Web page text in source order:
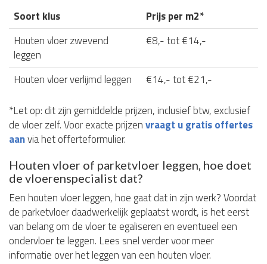
Soort klus
Prijs per m2*
Houten vloer zwevend
leggen
€8,- tot €14,-
Houten vloer verlijmd leggen
€14,- tot €21,-
*Let op: dit zijn gemiddelde prijzen, inclusief btw, exclusief
de vloer zelf. Voor exacte prijzenvraagt u gratis offertes
aanvia het offerteformulier.
Houten vloer of parketvloer leggen, hoe doet
de vloerenspecialist dat?
Een houten vloer leggen, hoe gaat dat in zijn werk? Voordat
de parketvloer daadwerkelijk geplaatst wordt, is het eerst
van belang om de vloer te egaliseren en eventueel een
ondervloer te leggen. Lees snel verder voor meer
informatie over het leggen van een houten vloer.